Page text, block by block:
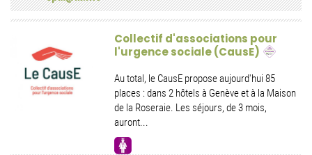
Collectif d'associations pour
l'urgence sociale (CausE)
Au total, le CausE propose aujourd'hui 85
places : dans 2 hôtels à Genève et à la Maison
de la Roseraie. Les séjours, de 3 mois,
auront...